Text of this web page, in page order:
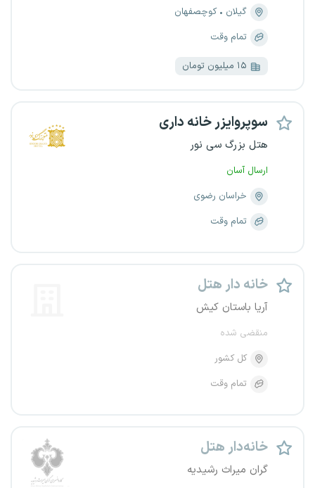
گیلان
کوچصفهان
تمام وقت
۱۵ میلیون تومان
سوپروایزر خانه داری
هتل بزرگ سی نور
ارسال آسان
خراسان رضوی
تمام وقت
خانه دار هتل
آریا باستان کیش
منقضی شده
کل کشور
تمام وقت
خانه‌دار هتل
گران میراث رشیدیه